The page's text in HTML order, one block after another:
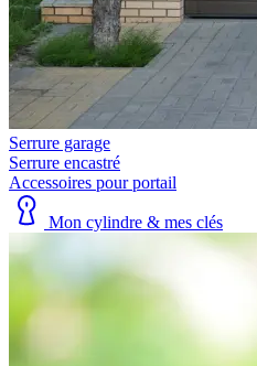
Serrure garage
Serrure encastré
Accessoires pour portail
Mon cylindre & mes clés